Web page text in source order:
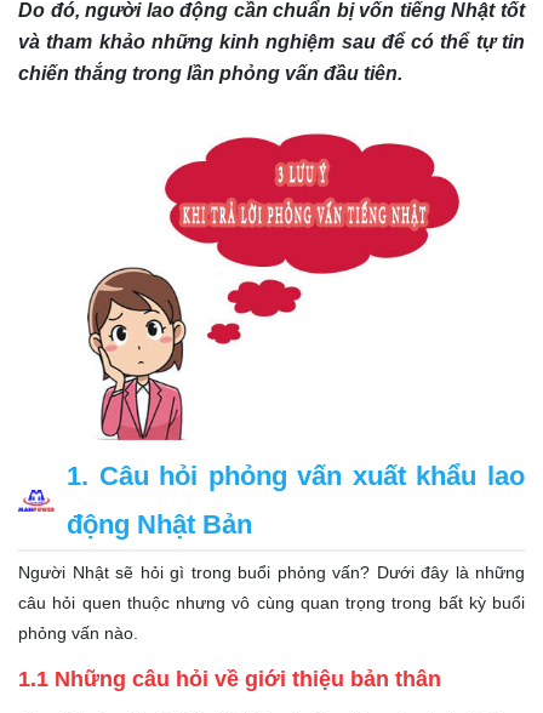
Do đó, người lao động cần chuẩn bị vốn tiếng Nhật tốt
và tham khảo những kinh nghiệm sau để có thể tự tin
chiến thắng trong lần phỏng vấn đầu tiên.
1. Câu hỏi phỏng vấn xuất khẩu lao
động Nhật Bản
Người Nhật sẽ hỏi gì trong buổi phỏng vấn? Dưới đây là những
câu hỏi quen thuộc nhưng vô cùng quan trọng trong bất kỳ buổi
phỏng vấn nào.
1.1 Những câu hỏi về giới thiệu bản thân